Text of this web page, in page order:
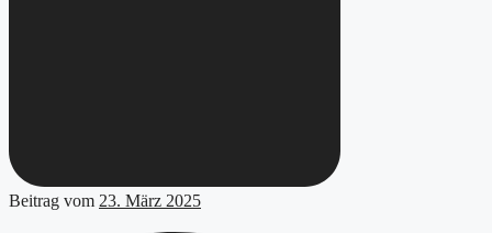
Beitrag vom 23. März 2025